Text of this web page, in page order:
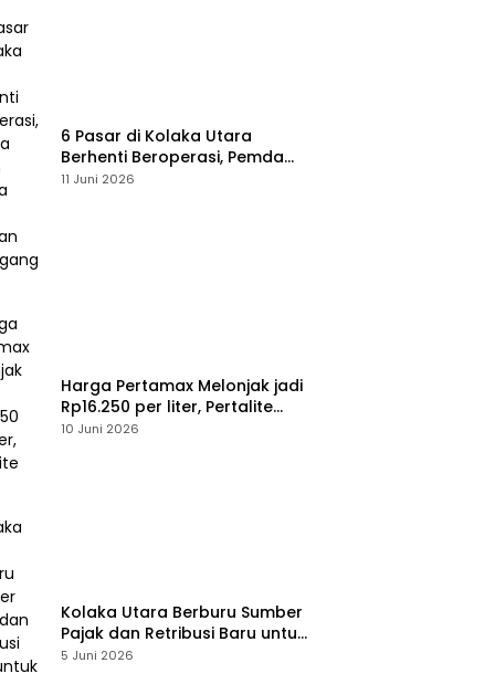
6 Pasar di Kolaka Utara
Berhenti Beroperasi, Pemda
Susun Skema Baru Pulihkan
11 Juni 2026
Harga Pertamax Melonjak jadi
Rp16.250 per liter, Pertalite
Tetap
10 Juni 2026
Kolaka Utara Berburu Sumber
Pajak dan Retribusi Baru untuk
Menopang PAD, Ini Daftarnya
5 Juni 2026